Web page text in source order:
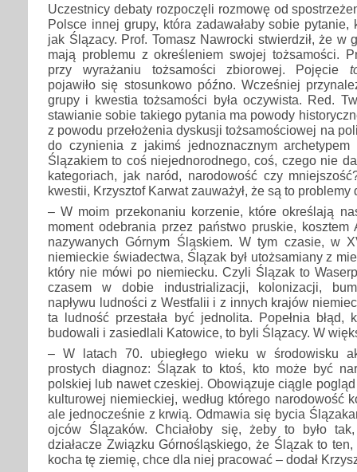
Uczestnicy debaty rozpoczęli rozmowę od
Polsce innej grupy, która zadawałaby sobie
jak Ślązacy. Prof. Tomasz Nawrocki stwierdził, że w
mają problemu z określeniem swojej tożsamości.
przy wyrażaniu tożsamości zbiorowej. Pojęcie
pojawiło się stosunkowo późno. Wcześniej
grupy i kwestia tożsamości była oczywista. Red.
stawianie sobie takiego pytania ma powody
z powodu przełożenia dyskusji tożsamościowej na
do czynienia z jakimś jednoznacznym
Ślązakiem to coś niejednorodnego, coś, czego nie
kategoriach, jak naród, narodowość czy
kwestii, Krzysztof Karwat zauważył, że są to problemy
– W moim przekonaniu korzenie, które określają
moment odebrania przez państwo pruskie, kosztem
nazywanych Górnym Śląskiem. W tym czasie, w
niemieckie świadectwa, Ślązak był utożsamiany z
który nie mówi po niemiecku. Czyli Ślązak to
czasem w dobie industrializacji, kolonizacji,
napływu ludności z Westfalii i z innych krajów
ta ludność przestała być jednolita. Popełnia
budowali i zasiedlali Katowice, to byli Ślązacy. W
– W latach 70. ubiegłego wieku w środowisku
prostych diagnoz: Ślązak to ktoś, kto może być
polskiej lub nawet czeskiej. Obowiązuje ciągle
kulturowej niemieckiej, według którego narodowość
ale jednocześnie z krwią. Odmawia się bycia
ojców Ślązaków. Chciałoby się, żeby to było
działacze Związku Górnośląskiego, że Ślązak to
kocha tę ziemię, chce dla niej pracować – dodał